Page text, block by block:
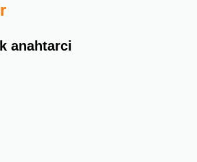
anahtarci